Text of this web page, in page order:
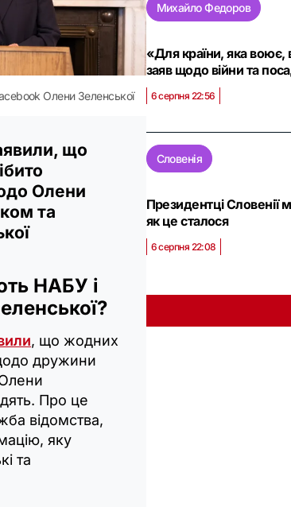
Олени Зеленської
що
Олени
та
НАБУ і
, що жодних
дружини
Про це
відомства,
яку
та
Михайло Федоров
«Для країни, яка
заяв щодо війни та
6 серпня 22:56
Словенія
Президентці Словенії
як це сталося
6 серпня 22:08